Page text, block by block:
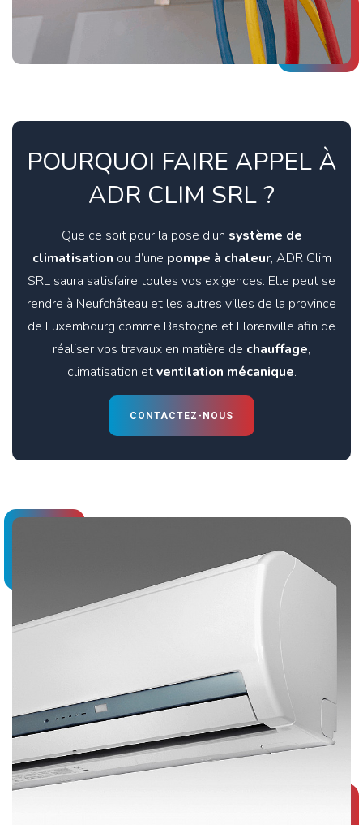
POURQUOI FAIRE APPEL À
ADR CLIM SRL ?
Que ce soit pour la pose d’un système de
climatisation ou d’une pompe à chaleur, ADR Clim
SRL saura satisfaire toutes vos exigences. Elle peut se
rendre à Neufchâteau et les autres villes de la province
de Luxembourg comme Bastogne et Florenville afin de
réaliser vos travaux en matière de chauffage,
climatisation etventilation mécanique.
CONTACTEZ-NOUS